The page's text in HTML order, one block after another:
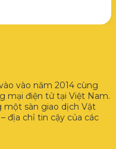
vào năm 2014 cùng
mại điện tử tại Việt Nam.
một sàn giao dịch Vật
địa chỉ tin cậy của các